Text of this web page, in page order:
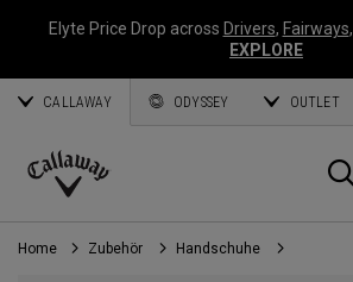
Elyte Price Drop across Drivers, Fairways,
EXPLORE
CALLAWAY ODYSSEY OUTLET
Callaway
Golf
Home Zubehör Handschuhe